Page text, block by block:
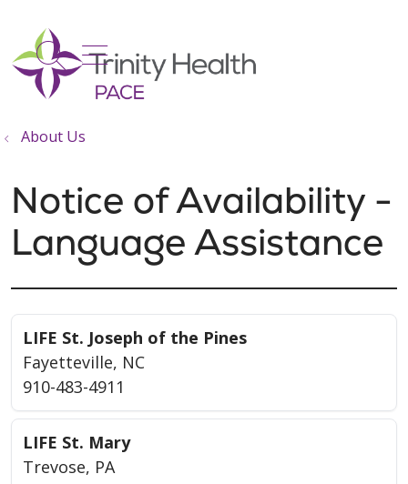
search
show off canvas menu
About Us
Notice of Availability -
Language Assistance
LIFE St. Joseph of the Pines
Fayetteville, NC
910-483-4911
LIFE St. Mary
Trevose, PA